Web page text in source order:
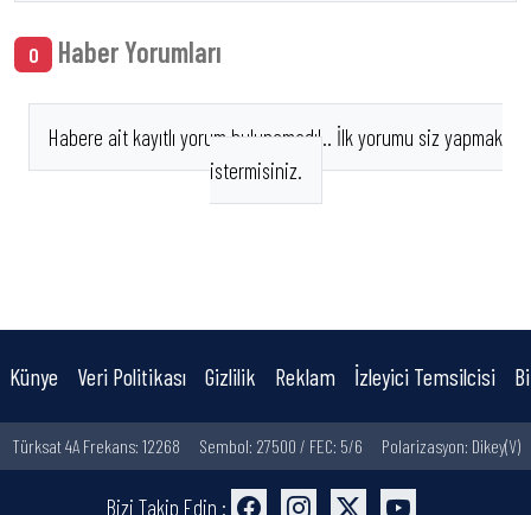
0 Haber Yorumları
Habere ait kayıtlı yorum bulunamadı!.. İlk yorumu siz yapmak
istermisiniz.
Künye Veri Politikası Gizlilik Reklam İzleyici Temsilcisi
Türksat 4A Frekans: 12268 Sembol: 27500 / FEC: 5/6 Polarizasyon: Dikey(V)
Bizi Takip Edin :